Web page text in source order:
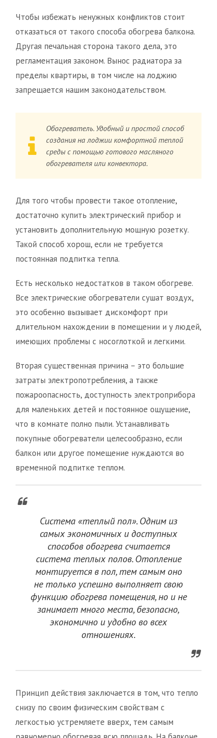
Чтобы избежать ненужных конфликтов стоит
отказаться от такого способа обогрева балкона.
Другая печальная сторона такого дела, это
регламентация законом. Вынос радиатора за
пределы квартиры, в том числе на лоджию
запрещается нашим законодательством.
Обогреватель. Удобный и простой способ
создания на лоджии комфортной теплой
среды с помощью готового масляного
обогревателя или конвектора.
Для того чтобы провести такое отопление,
достаточно купить электрический прибор и
установить дополнительную мощную розетку.
Такой способ хорош, если не требуется
постоянная подпитка тепла.
Есть несколько недостатков в таком обогреве.
Все электрические обогреватели сушат воздух,
это особенно вызывает дискомфорт при
длительном нахождении в помещении и у людей,
имеющих проблемы с носоглоткой и легкими.
Вторая существенная причина – это большие
затраты электропотребления, а также
пожароопасность, доступность электроприбора
для маленьких детей и постоянное ощущение,
что в комнате полно пыли. Устанавливать
покупные обогреватели целесообразно, если
балкон или другое помещение нуждаются во
временной подпитке теплом.
Система «теплый пол». Одним из
самых экономичных и доступных
способов обогрева считается
система теплых полов. Отопление
монтируется в пол, тем самым оно
не только успешно выполняет свою
функцию обогрева помещения, но и не
занимает много места, безопасно,
экономично и удобно во всех
отношениях.
Принцип действия заключается в том, что тепло
снизу по своим физическим свойствам с
легкостью устремляете вверх, тем самым